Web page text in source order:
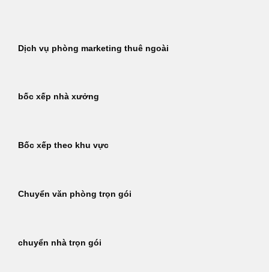
dungDịch vụ phòng marketing thuê ngoài
bốc xếp nhà xưởng
Bốc xếp theo khu vực
Chuyển văn phòng trọn gói
chuyển nhà trọn gói